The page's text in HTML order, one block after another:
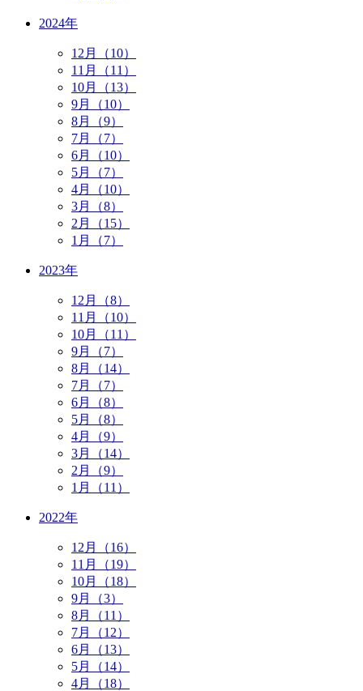
2024年
12月（10）
11月（11）
10月（13）
9月（10）
8月（9）
7月（7）
6月（10）
5月（7）
4月（10）
3月（8）
2月（15）
1月（7）
2023年
12月（8）
11月（10）
10月（11）
9月（7）
8月（14）
7月（7）
6月（8）
5月（8）
4月（9）
3月（14）
2月（9）
1月（11）
2022年
12月（16）
11月（19）
10月（18）
9月（3）
8月（11）
7月（12）
6月（13）
5月（14）
4月（18）